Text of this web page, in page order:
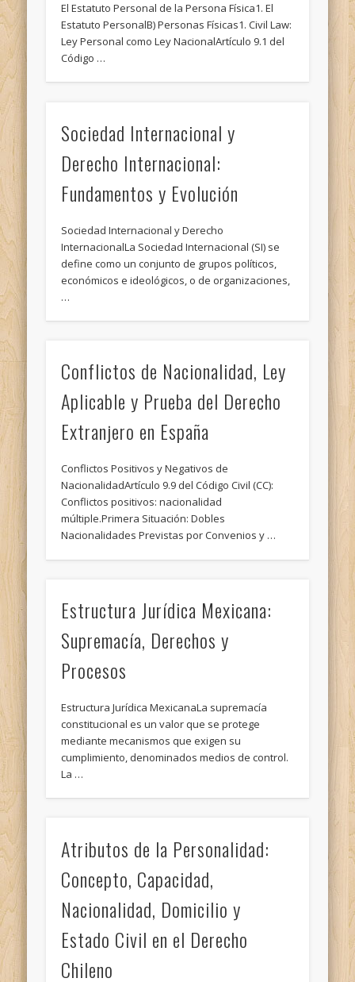
El Estatuto Personal de la Persona Física1. El
Estatuto PersonalB) Personas Físicas1. Civil Law:
Ley Personal como Ley NacionalArtículo 9.1 del
Código …
Sociedad Internacional y
Derecho Internacional:
Fundamentos y Evolución
Sociedad Internacional y Derecho
InternacionalLa Sociedad Internacional (SI) se
define como un conjunto de grupos políticos,
económicos e ideológicos, o de organizaciones,
…
Conflictos de Nacionalidad, Ley
Aplicable y Prueba del Derecho
Extranjero en España
Conflictos Positivos y Negativos de
NacionalidadArtículo 9.9 del Código Civil (CC):
Conflictos positivos: nacionalidad
múltiple.Primera Situación: Dobles
Nacionalidades Previstas por Convenios y …
Estructura Jurídica Mexicana:
Supremacía, Derechos y
Procesos
Estructura Jurídica MexicanaLa supremacía
constitucional es un valor que se protege
mediante mecanismos que exigen su
cumplimiento, denominados medios de control.
La …
Atributos de la Personalidad:
Concepto, Capacidad,
Nacionalidad, Domicilio y
Estado Civil en el Derecho
Chileno